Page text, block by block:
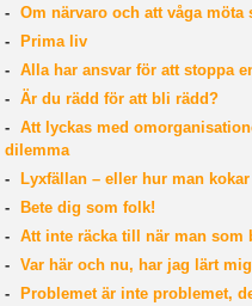
Om närvaro och att våga möta
Prima liv
Alla har ansvar för att stoppa
Är du rädd för att bli rädd?
Att lyckas med
dilemma
Lyxfällan – eller hur man
Bete dig som folk!
Att inte räcka till när man som
Var här och nu, har jag lärt
Problemet är inte problemet,